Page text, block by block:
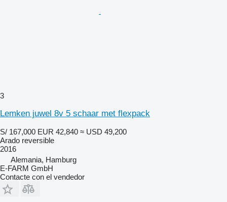
3
Lemken juwel 8v 5 schaar met flexpack
S/ 167,000 EUR 42,840 ≈ USD 49,200
Arado reversible
2016
Alemania, Hamburg
E-FARM GmbH
Contacte con el vendedor